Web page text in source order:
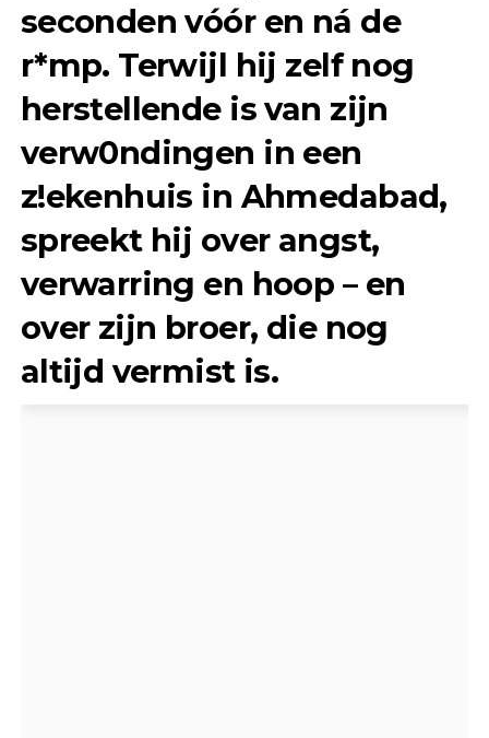
seconden vóór en ná de
r*mp. Terwijl hij zelf nog
herstellende is van zijn
verw0ndingen in een
z!ekenhuis in Ahmedabad,
spreekt hij over angst,
verwarring en hoop – en
over zijn broer, die nog
altijd vermist is.